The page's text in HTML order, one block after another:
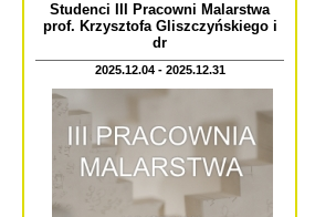
Studenci III Pracowni Malarstwa
prof. Krzysztofa Gliszczyńskiego i
dr
2025.12.04 - 2025.12.31